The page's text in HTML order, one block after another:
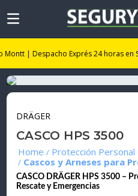
Despacho Exprés 24 horas en
DRÄGER
CASCO HPS 3500
Protección Personal
Cascos y Arneses para
CASCO DRÄGER HPS 3500 –
Rescate y Emergencias